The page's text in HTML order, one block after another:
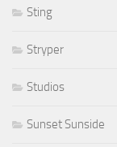
Sting
Stryper
Studios
Sunset Sunside